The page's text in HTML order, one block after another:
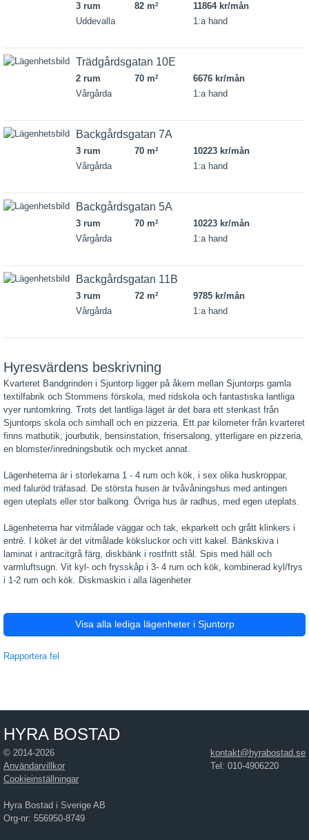
3 rum 82 m2
11864 kr/mån
Uddevalla
1:a hand
Trädgårdsgatan 10E
2 rum 70 m2
6676 kr/mån
Vårgårda
1:a hand
Backgårdsgatan 7A
3 rum 70 m2
10223 kr/mån
Vårgårda
1:a hand
Backgårdsgatan 5A
3 rum 70 m2
10223 kr/mån
Vårgårda
1:a hand
Backgårdsgatan 11B
3 rum 72 m2
9785 kr/mån
Vårgårda
1:a hand
Hyresvärdens beskrivning
Kvarteret Bandgrinden i Sjuntorp ligger på åkern mellan Sjuntorps gamla
textilfabrik och Stommens förskola, med ridskola och fantastiska lantliga
vyer runtomkring. Trots det lantliga läget är det bara ett stenkast från
Sjuntorps skola och simhall och en pizzeria. Ett par kilometer från kvarteret
finns matbutik, jourbutik, bensinstation, frisersalong, ytterligare en pizzeria,
en blomster/inredningsbutik och mycket annat.
Lägenheterna är i storlekarna 1 - 4 rum och kök, i sex olika huskroppar,
med faluröd träfasad. De största husen är tvåvåningshus med antingen
egen uteplats eller stor balkong. Övriga hus är radhus, med egen uteplats.
Lägenheterna har vitmålade väggar och tak, ekparkett och grått klinkers i
entré. I köket är det vitmålade köksluckor och vitt kakel. Bänkskiva i
laminat i antracitgrå färg, diskbänk i rostfritt stål. Spis med häll och
varmluftsugn. Vit kyl- och frysskåp i 3- 4 rum och kök, kombinerad kyl/frys
i 1-2 rum och kök. Diskmaskin i alla lägenheter
Visa alla lediga lägenheter i Sjuntorp
Rapportera fel
HYRA BOSTAD
kontakt@hyrabostad.se
Tel: 010-4906220
© 2014-2026
Användarvillkor
Cookieinställningar
Hyra Bostad i Sverige AB
Org-nr: 556950-8749